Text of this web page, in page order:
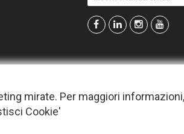
mirate. Per maggiori
Cookie'